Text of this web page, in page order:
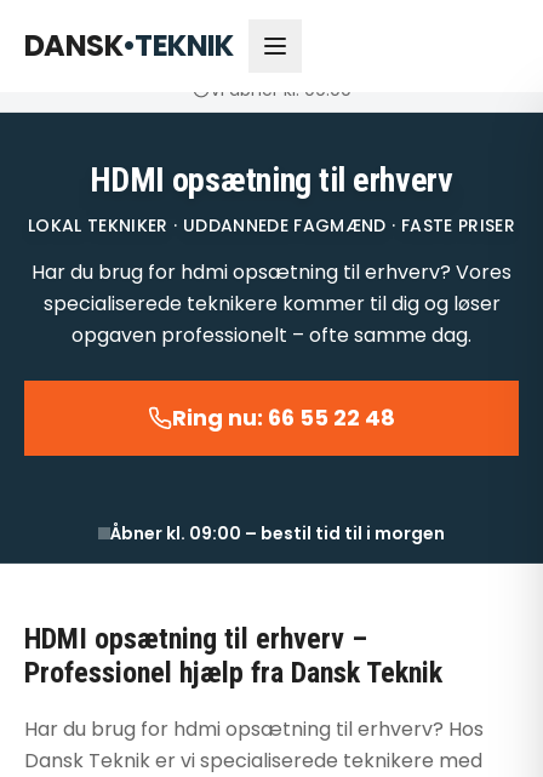
DANSK•TEKNIK
Åbner kl. 09:00
Vi åbner kl. 09:00
HDMI opsætning til erhverv
LOKAL TEKNIKER · UDDANNEDE FAGMÆND · FASTE PRISER
Har du brug for hdmi opsætning til erhverv? Vores
specialiserede teknikere kommer til dig og løser
opgaven professionelt – ofte samme dag.
Ring nu: 66 55 22 48
Åbner kl. 09:00 – bestil tid til i morgen
HDMI opsætning til erhverv –
Professionel hjælp fra Dansk Teknik
Har du brug for hdmi opsætning til erhverv? Hos
Dansk Teknik er vi specialiserede teknikere med